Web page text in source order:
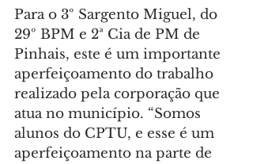
Para o 3º Sargento Miguel, do
29º BPM e 2ª Cia de PM de
Pinhais, este é um importante
aperfeiçoamento do trabalho
realizado pela corporação que
atua no município. “Somos
alunos do CPTU, e esse é um
aperfeiçoamento na parte de